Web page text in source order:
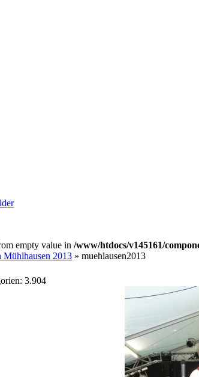
empty value in /www/htdocs/v145161/
Mühlhausen 2013 » muehlausen2013
3.904